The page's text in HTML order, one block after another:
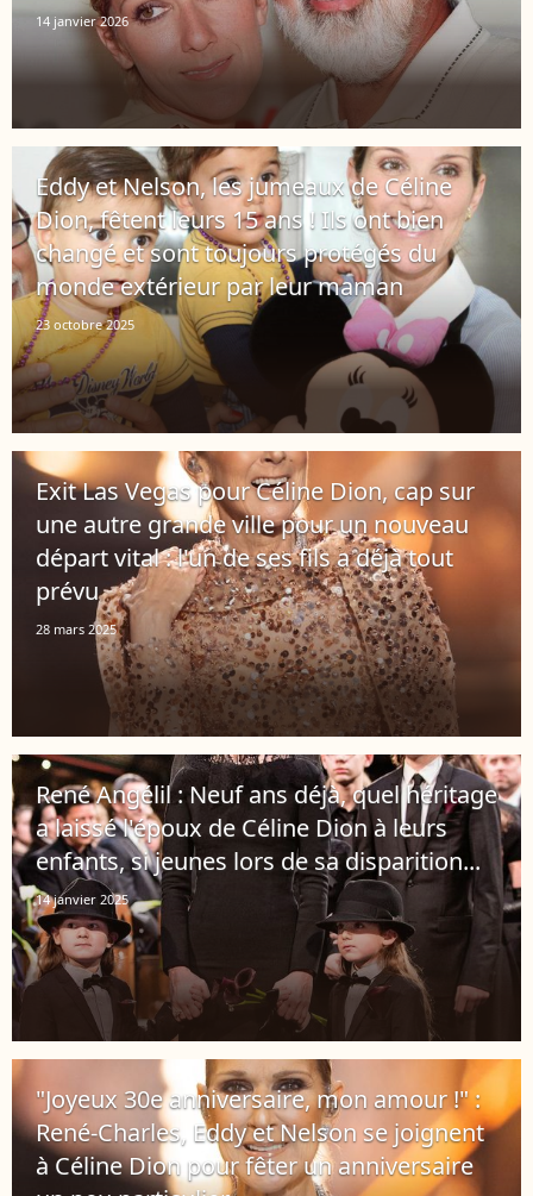
14 janvier 2026
Eddy et Nelson, les jumeaux de Céline
Dion, fêtent leurs 15 ans ! Ils ont bien
changé et sont toujours protégés du
monde extérieur par leur maman
23 octobre 2025
Exit Las Vegas pour Céline Dion, cap sur
une autre grande ville pour un nouveau
départ vital : l'un de ses fils a déjà tout
prévu
28 mars 2025
René Angélil : Neuf ans déjà, quel héritage
a laissé l'époux de Céline Dion à leurs
enfants, si jeunes lors de sa disparition...
14 janvier 2025
"Joyeux 30e anniversaire, mon amour !" :
René-Charles, Eddy et Nelson se joignent
à Céline Dion pour fêter un anniversaire